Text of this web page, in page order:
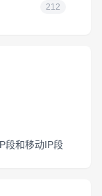
212
段和移动IP段